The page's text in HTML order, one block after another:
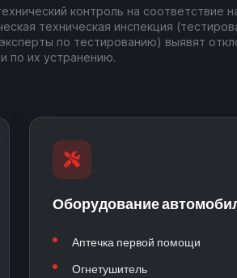
контроль на соответствие
техническая инспекция
по тестированию) выявят
по их устранению.
Оборудование
Аптечка первой помощи
Огнетушитель